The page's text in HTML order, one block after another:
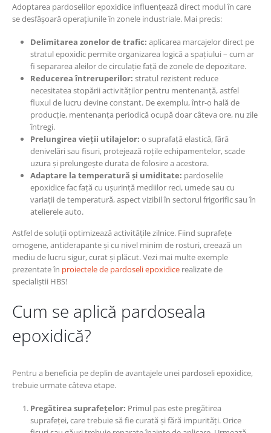
Adoptarea pardoselilor epoxidice influențează direct modul în care
se desfășoară operațiunile în zonele industriale. Mai precis:
Delimitarea zonelor de trafic: aplicarea marcajelor direct pe
stratul epoxidic permite organizarea logică a spațiului – cum ar
fi separarea aleilor de circulație față de zonele de depozitare.
Reducerea întreruperilor: stratul rezistent reduce
necesitatea stopării activităților pentru mentenanță, astfel
fluxul de lucru devine constant. De exemplu, într-o hală de
producție, mentenanța periodică ocupă doar câteva ore, nu zile
întregi.
Prelungirea vieții utilajelor: o suprafață elastică, fără
denivelări sau fisuri, protejează roțile echipamentelor, scade
uzura și prelungește durata de folosire a acestora.
Adaptare la temperatură și umiditate: pardoselile
epoxidice fac față cu ușurință mediilor reci, umede sau cu
variații de temperatură, aspect vizibil în sectorul frigorific sau în
atelierele auto.
Astfel de soluții optimizează activitățile zilnice. Fiind suprafețe
omogene, antiderapante și cu nivel minim de rosturi, creează un
mediu de lucru sigur, curat și plăcut. Vezi mai multe exemple
prezentate în proiectele de pardoseli epoxidice realizate de
specialiștii HBS!
Cum se aplică pardoseala
epoxidică?
Pentru a beneficia pe deplin de avantajele unei pardoseli epoxidice,
trebuie urmate câteva etape.
Pregătirea suprafețelor: Primul pas este pregătirea
suprafeței, care trebuie să fie curată și fără impurități. Orice